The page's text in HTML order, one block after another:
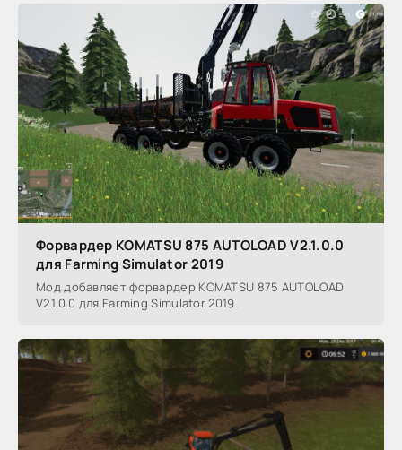
Форвардер KOMATSU 875 AUTOLOAD V2.1.0.0
для Farming Simulator 2019
Мод добавляет форвардер KOMATSU 875 AUTOLOAD
V2.1.0.0 для Farming Simulator 2019.